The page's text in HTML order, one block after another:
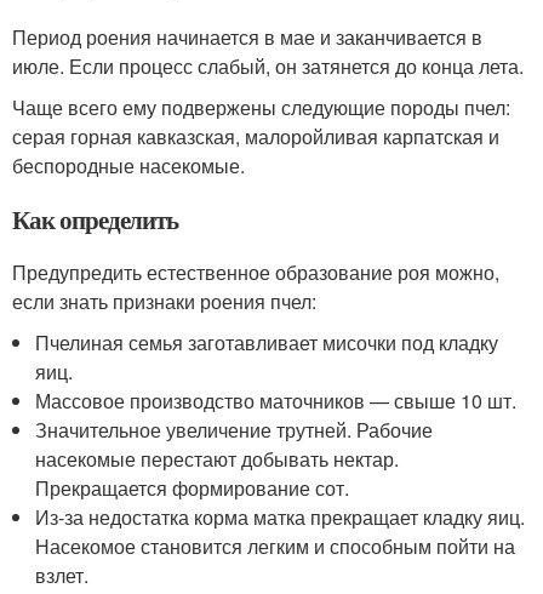
Период роения начинается в мае и заканчивается в
июле. Если процесс слабый, он затянется до конца лета.
Чаще всего ему подвержены следующие породы пчел:
серая горная кавказская, малоройливая карпатская и
беспородные насекомые.
Как определить
Предупредить естественное образование роя можно,
если знать признаки роения пчел:
Пчелиная семья заготавливает мисочки под кладку
яиц.
Массовое производство маточников — свыше 10 шт.
Значительное увеличение трутней. Рабочие
насекомые перестают добывать нектар.
Прекращается формирование сот.
Из-за недостатка корма матка прекращает кладку яиц.
Насекомое становится легким и способным пойти на
взлет.